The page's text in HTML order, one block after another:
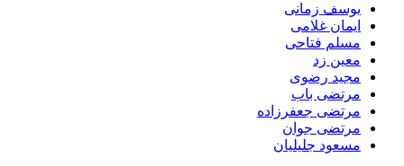
یوسف زمانی
ایمان غلامی
مسلم فتاحی
معین زد
مجید رضوی
مرتضی باب
مرتضی جعفرزاده
مرتضی جوان
مسعود جلیلیان